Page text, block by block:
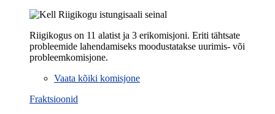
Riigikogus on 11 alatist ja 3 erikomisjoni. Eriti tähtsate
probleemide lahendamiseks moodustatakse uurimis- või
probleemkomisjone.
Vaata kõiki komisjone
Fraktsioonid